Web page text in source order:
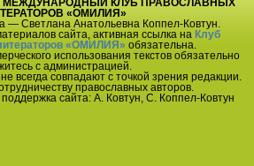
«ОМИЛИЯ»
— Светлана Анатольевна Коппел-Ковтун.
сайта, активная ссылка на Клуб
«ОМИЛИЯ» обязательна.
использования текстов обязательно
с администрацией.
всегда совпадают с точкой зрения редакции.
православных авторов.
сайта: А. Ковтун, С. Коппел-Ковтун